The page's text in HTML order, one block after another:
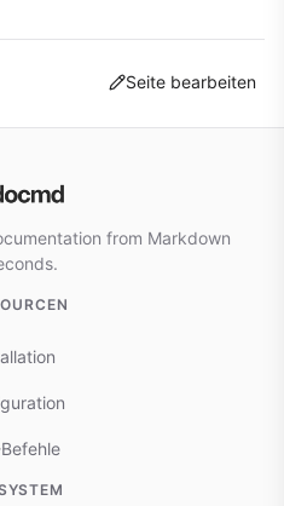
Seite bearbeiten
from Markdown